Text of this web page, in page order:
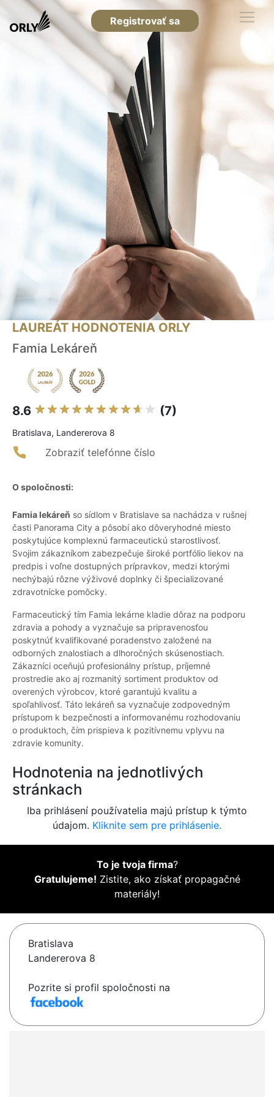
Registrovať sa
LAUREÁT HODNOTENIA ORLY
Famia Lekáreň
8.6 (7)
Bratislava, Landererova 8
Zobraziť telefónne číslo
O spoločnosti:
Famia lekáreň so sídlom v Bratislave sa nachádza v rušnej
časti Panorama City a pôsobí ako dôveryhodné miesto
poskytujúce komplexnú farmaceutickú starostlivosť.
Svojim zákazníkom zabezpečuje široké portfólio liekov na
predpis i voľne dostupných prípravkov, medzi ktorými
nechýbajú rôzne výživové doplnky či špecializované
zdravotnícke pomôcky.
Farmaceutický tím Famia lekárne kladie dôraz na podporu
zdravia a pohody a vyznačuje sa pripravenosťou
poskytnúť kvalifikované poradenstvo založené na
odborných znalostiach a dlhoročných skúsenostiach.
Zákazníci oceňujú profesionálny prístup, príjemné
prostredie ako aj rozmanitý sortiment produktov od
overených výrobcov, ktoré garantujú kvalitu a
spoľahlivosť. Táto lekáreň sa vyznačuje zodpovedným
prístupom k bezpečnosti a informovanému rozhodovaniu
o produktoch, čím prispieva k pozitívnemu vplyvu na
zdravie komunity.
Hodnotenia na jednotlivých
stránkach
Iba prihlásení používatelia majú prístup k týmto
údajom. Kliknite sem pre prihlásenie.
To je tvoja firma?
Gratulujeme! Zistite, ako získať propagačné
materiály!
Bratislava
Landererova 8
Pozrite si profil spoločnosti na